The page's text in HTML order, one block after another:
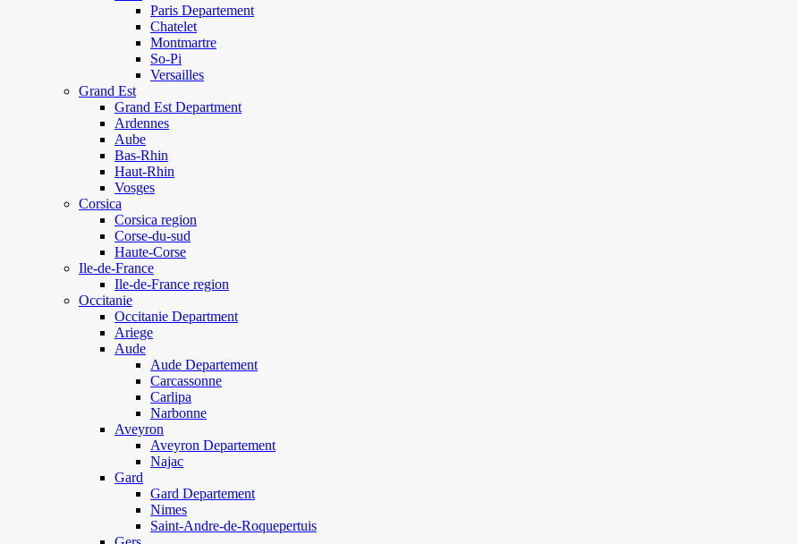
Paris Departement
Chatelet
Montmartre
So-Pi
Versailles
Grand Est
Grand Est Department
Ardennes
Aube
Bas-Rhin
Haut-Rhin
Vosges
Corsica
Corsica region
Corse-du-sud
Haute-Corse
Ile-de-France
Ile-de-France region
Occitanie
Occitanie Department
Ariege
Aude
Aude Departement
Carcassonne
Carlipa
Narbonne
Aveyron
Aveyron Departement
Najac
Gard
Gard Departement
Nimes
Saint-Andre-de-Roquepertuis